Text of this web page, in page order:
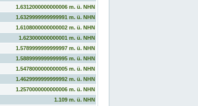
1.6312000000000006 m. ü. NHN
1.6329999999999991 m. ü. NHN
1.6108000000000002 m. ü. NHN
1.623000000000001 m. ü. NHN
1.5789999999999997 m. ü. NHN
1.5889999999999995 m. ü. NHN
1.5478000000000005 m. ü. NHN
1.4629999999999992 m. ü. NHN
1.2570000000000006 m. ü. NHN
1.109 m. ü. NHN